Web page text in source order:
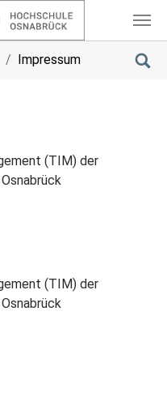
Impressum
(TIM) der
(TIM) der